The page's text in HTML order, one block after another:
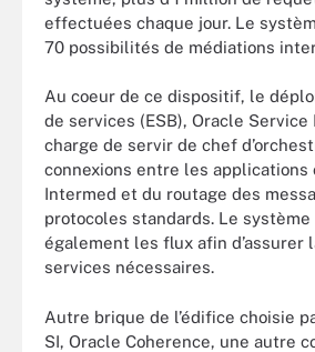
effectuées chaque jour. Le
70 possibilités de médiations
Au coeur de ce dispositif, le
de services (ESB), Oracle Service
charge de servir de chef
connexions entre les applications
Intermed et du routage des
protocoles standards. Le
également les flux afin d’assurer
services nécessaires.
Autre brique de l’édifice choisie
SI, Oracle Coherence, une autre